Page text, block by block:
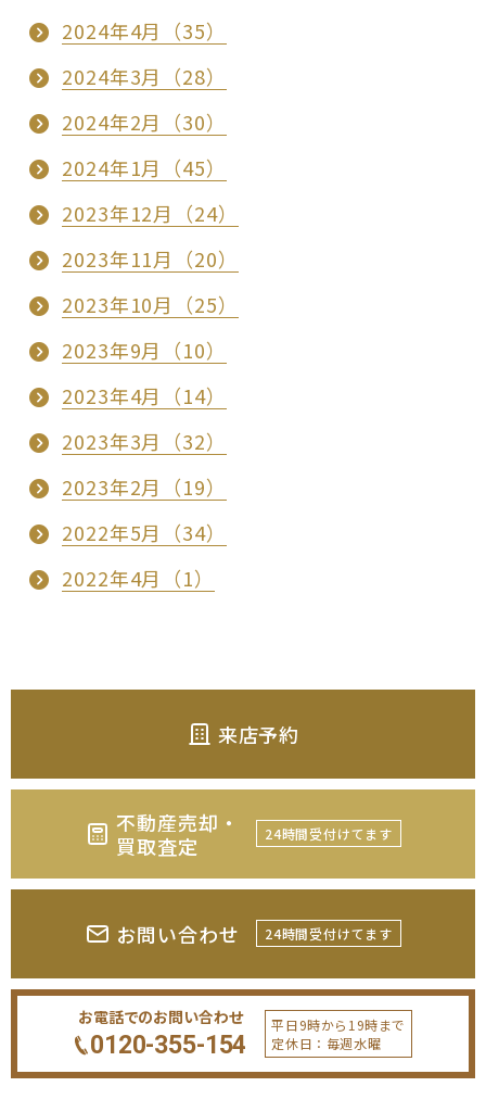
2024年4月（35）
2024年3月（28）
2024年2月（30）
2024年1月（45）
2023年12月（24）
2023年11月（20）
2023年10月（25）
2023年9月（10）
2023年4月（14）
2023年3月（32）
2023年2月（19）
2022年5月（34）
2022年4月（1）
来店予約
不動産売却・
買取査定
24時間受付けてます
お問い合わせ 24時間受付けてます
お電話でのお問い合わせ
0120-355-154
平日9時から19時まで
定休日：毎週水曜